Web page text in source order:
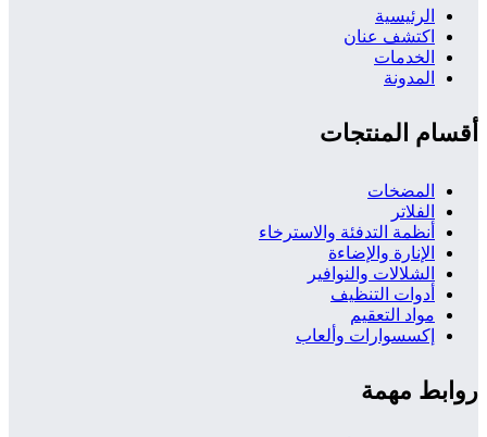
الرئيسية
اكتشف عنان
الخدمات
المدونة
أقسام المنتجات
المضخات
الفلاتر
أنظمة التدفئة والاسترخاء
الإنارة والإضاءة
الشلالات والنوافير
أدوات التنظيف
مواد التعقيم
إكسسوارات وألعاب
روابط مهمة